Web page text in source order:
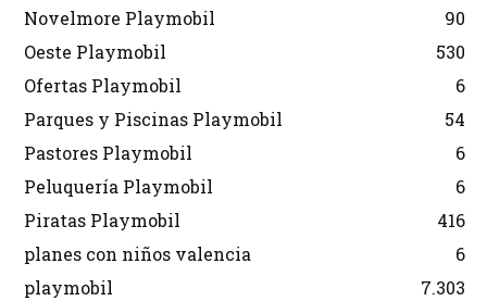
Novelmore Playmobil
90
Oeste Playmobil
530
Ofertas Playmobil
6
Parques y Piscinas Playmobil
54
Pastores Playmobil
6
Peluquería Playmobil
6
Piratas Playmobil
416
planes con niños valencia
6
playmobil
7.303